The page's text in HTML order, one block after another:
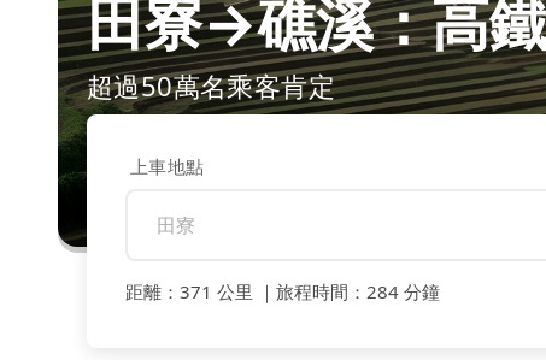
田寮→礁溪：高
超過50萬名乘客肯定
上車地點
距離 ： 371 公里 ｜ 旅程時間 ： 284 分鐘